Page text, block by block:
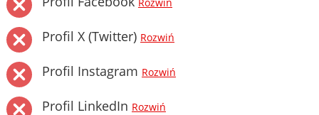
Rozwiń
Profil X (Twitter) Rozwiń
Profil Instagram Rozwiń
Profil LinkedIn Rozwiń